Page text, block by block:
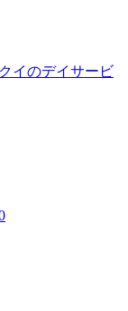
イのデイサービ